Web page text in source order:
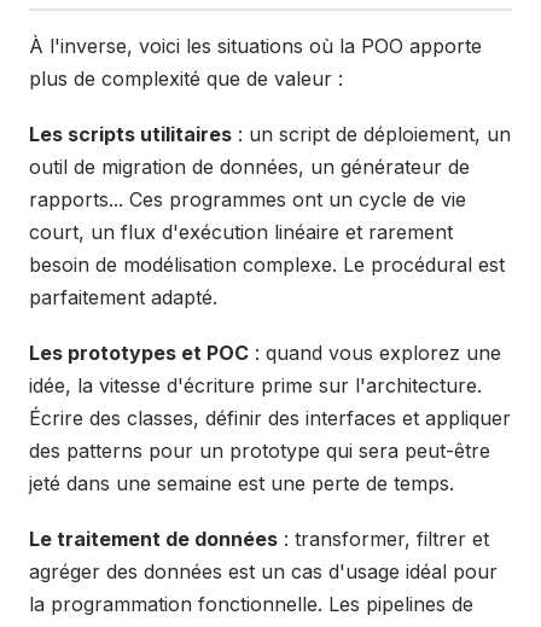
À l'inverse, voici les situations où la POO apporte
plus de complexité que de valeur :
Les scripts utilitaires : un script de déploiement, un
outil de migration de données, un générateur de
rapports... Ces programmes ont un cycle de vie
court, un flux d'exécution linéaire et rarement
besoin de modélisation complexe. Le procédural est
parfaitement adapté.
Les prototypes et POC : quand vous explorez une
idée, la vitesse d'écriture prime sur l'architecture.
Écrire des classes, définir des interfaces et appliquer
des patterns pour un prototype qui sera peut-être
jeté dans une semaine est une perte de temps.
Le traitement de données : transformer, filtrer et
agréger des données est un cas d'usage idéal pour
la programmation fonctionnelle. Les pipelines de